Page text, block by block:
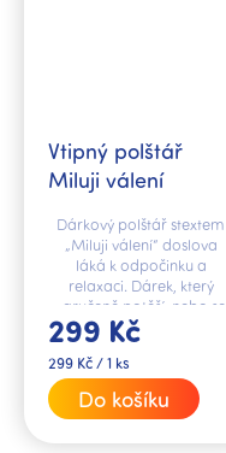
Vtipný polštář
Miluji válení
299 Kč
Měrná
cena:
299 Kč / 1 ks
Do košíku
Dárkový polštář stextem
„Miluji válení“ doslova
láká k odpočinku a
relaxaci. Dárek, který
zaručeně potěší, nebo se
může stát krásným
doplňkem vašeho
interiéru.